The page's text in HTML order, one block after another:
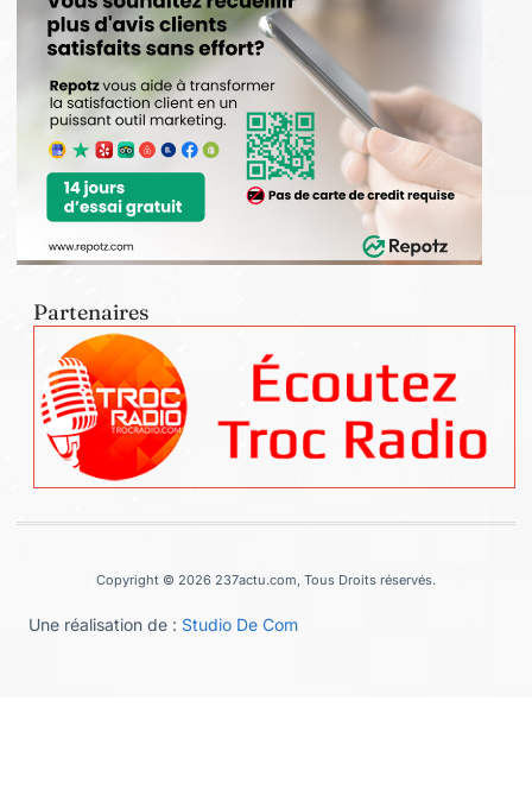
Partenaires
Copyright © 2026 237actu.com, Tous Droits réservés.
Une réalisation de : Studio De Com